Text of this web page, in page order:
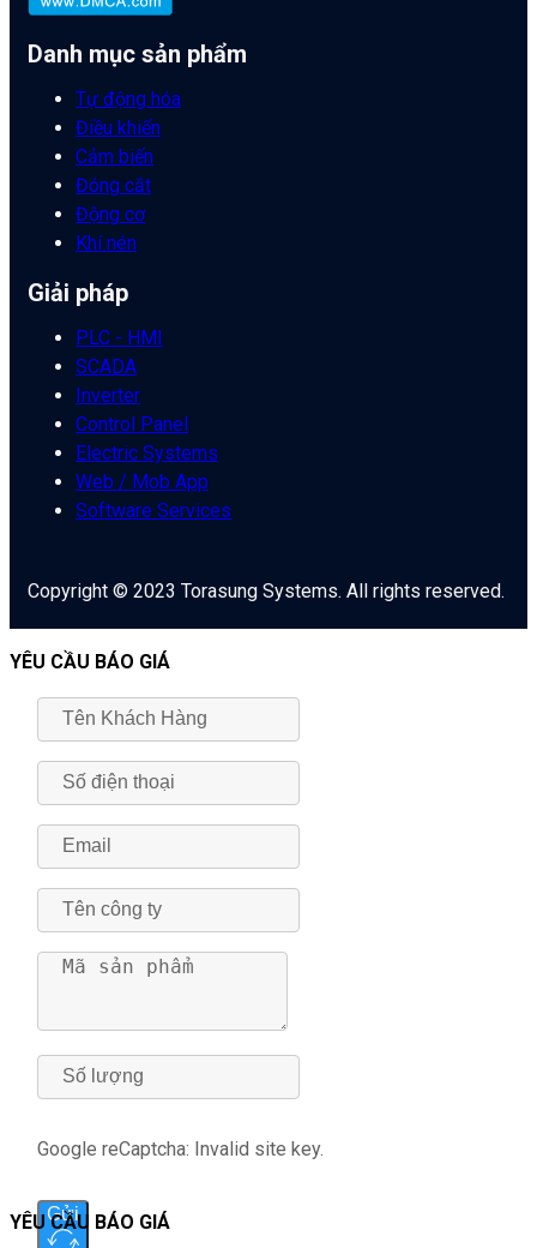
Danh mục sản phẩm
Tự động hóa
Điều khiển
Cảm biến
Đóng cắt
Động cơ
Khí nén
Giải pháp
PLC - HMI
SCADA
Inverter
Control Panel
Electric Systems
Web / Mob App
Software Services
Copyright © 2023 Torasung Systems. All rights reserved.
YÊU CẦU BÁO GIÁ
Google reCaptcha: Invalid site key.
Gửi
YÊU CẦU BÁO GIÁ